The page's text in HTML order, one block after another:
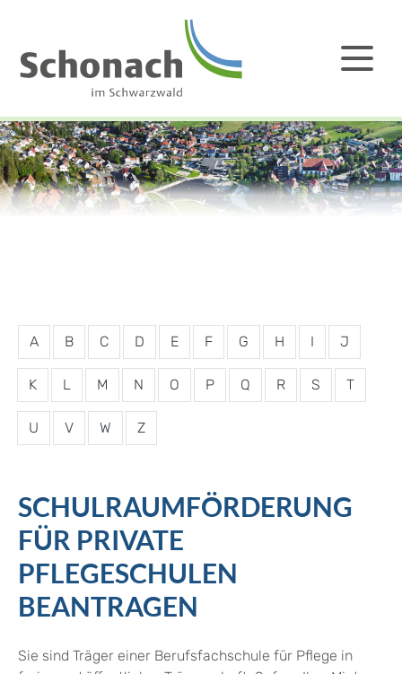
A B C D E F G H I J
K L M N O P Q R S T
U V W Z
SCHULRAUMFÖRDERUNG
FÜR PRIVATE
PFLEGESCHULEN
BEANTRAGEN
Sie sind Träger einer Berufsfachschule für Pflege in